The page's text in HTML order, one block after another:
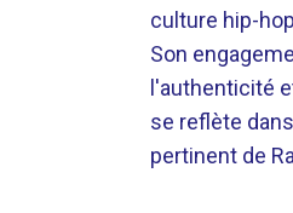
culture hip-
Son
l'authenticité
se reflète
pertinent de